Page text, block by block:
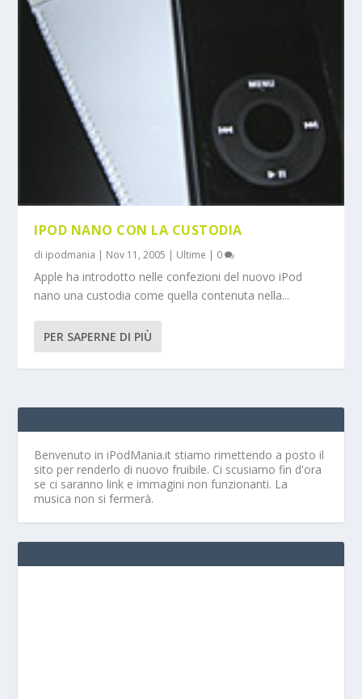
IPOD NANO CON LA CUSTODIA
di ipodmania | Nov 11, 2005 | Ultime | 0
Apple ha introdotto nelle confezioni del nuovo iPod
nano una custodia come quella contenuta nella...
PER SAPERNE DI PIÙ
Benvenuto in iPodMania.it stiamo rimettendo a posto il
sito per renderlo di nuovo fruibile. Ci scusiamo fin d'ora
se ci saranno link e immagini non funzionanti. La
musica non si fermerà.